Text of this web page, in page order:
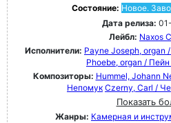
Состояние: Новое.
Дата релиза:
Лейбл: Naxos
Исполнители: Payne Joseph, organ
Phoebe, organ /
Композиторы: Hummel, Johann
Непомук Czerny, Carl /
Показать
Жанры: Камерная и